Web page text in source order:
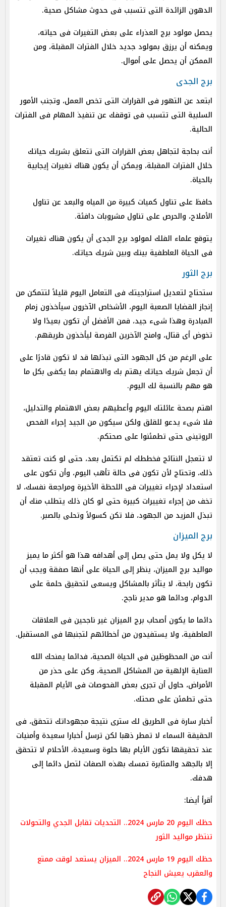
الدهون الزائدة التى تتسبب فى حدوث مشاكل صحية.
يحصل مولود برج العذراء على بعض التغيرات فى حياته،
ويمكنه أن يرزق بمولود جديد خلال الفترات المقبلة، ومن
الممكن أن يحصل على أموال.
برج الجدى
ابتعد عن التهور فى القرارات التى تخص العمل، وتجنب الأمور
السلبية التى تتسبب فى توقفك عن تنفيذ المهام فى الفترات
الحالية.
أنت بحاجة لتجاهل بعض القرارات التى تتعلق بشريك حياتك
خلال الفترات المقبلة، ويمكن أن يكون هناك تغيرات إيجابية
بالحياة.
حافظ على تناول كميات كبيرة من المياه والبعد عن تناول
الأملاح، والحرص على تناول مشروبات دافئة.
يتوقع علماء الفلك لمولود برج الجدى أن يكون هناك تغيرات
فى الحياة العاطفية بينك وبين شريك حياتك.
برج الثور
ستحتاج لتعديل استراجيتك فى التعامل اليوم قليلاً لتتمكن من
إنجاز القضايا الصعبة اليوم، الأشخاص الآخرون سيأخذون زمام
المبادرة وهذا شىء جيد، فمن الأفضل أن تكون بعيدًا ولا
تخوض أى قتال، وامنح الآخرين الفرصة ليأخذون طريقهم.
على الرغم من كل الجهود التى تبذلها قد لا تكون قادرًا على
أن تجعل شريك حياتك يهتم بك والاهتمام بما يكفى بكل ما
هو مهم بالنسبة لك اليوم.
اهتم بصحة عائلتك اليوم وأعطيهم بعض الاهتمام والتدليل،
فلا شىء يدعو للقلق ولكن سيكون من الجيد إجراء الفحص
الروتينى حتى تطمئنوا على صحتكم.
لا تتعجل النتائج فخططك لم تكتمل بعد، حتى لو كنت تعتقد
ذلك، وتحتاج لأن تكون فى حالة تأهب اليوم، وأن تكون على
استعداد لإجراء تغييرات فى اللحظة الأخيرة ومراجعة نفسك، لا
تخف من إجراء تغييرات كبيرة حتى لو كان ذلك يتطلب منك أن
تبذل المزيد من الجهود، فلا تكن كسولاً وتحلى بالصبر.
برج الميزان
لا يكل ولا يمل حتى يصل إلى أهدافه هذا هو أكثر ما يميز
مواليد برج الميزان، ينظر إلى الحياة على أنها صفقة ويجب أن
تكون رابحة، لا يتأثر بالمشاكل ويسعى لتحقيق حلمة على
الدوام، ودائما هو مدير ناجح.
دائما ما يكون أصحاب برج الميزان غير ناجحين فى العلاقات
العاطفية، ولا يستفيدون من أخطائهم لتجنبها فى المستقبل.
أنت من المحظوظين فى الحياة الصحية، فدائما يمنحك الله
العناية الإلهية من المشاكل الصحية، وكن على حذر من
الأمراض، حاول أن تجرى بعض الفحوصات فى الأيام المقبلة
حتى تطمئن على صحتك.
أخبار سارة فى الطريق لك سترى نتيجة مجهوداتك تتحقق، فى
الحقيقة السماء لا تمطر ذهبا لكن ترسل أخبارا سعيدة وأمنيات
عند تحقيقها تكون الأيام بها حلوة وسعيدة، الأحلام لا تتحقق
إلا بالجهد والمثابرة تمسك بهذه الصفات لتصل دائما إلى
هدفك.
أقرأ أيضا:
حظك اليوم 20 مارس 2024.. التحديات تقابل الجدي والتحولات
تنتظر مواليد الثور
حظك اليوم 19 مارس 2024.. الميزان يستعد لوقت ممتع
والعقرب يعيش النجاح